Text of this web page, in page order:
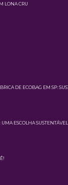
LONA CRU
DE ECOBAG EM SP:
ESCOLHA